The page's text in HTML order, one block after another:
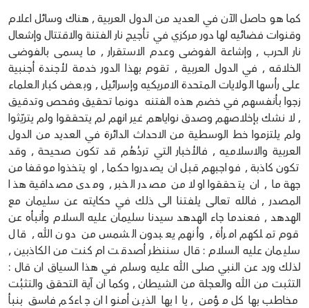
كما هو حاصل الآن في العديد من الدول العربية , هناك وسائل اعلام
وقنوات فضائيه لها دور مركزي في تأجيج نار الفتنة والاقتتال وإشعال
نار الحرب , وإشاعة الفوضى وعدم الاستقرار , ما يسمى بالفوضى
الخلاقه , في الدول العربية , تقوم بهذا الدور خدمة لأجندة أجنبية
على رأسها الولايات المتحدة الامريكيه وإسرائيل , وبعض كبار العلماء
زجوا بأنفسهم في خضم هذه الفتنه دونما تحقيق وفحص وتدقيق
, لا نشك بإخلاصهم وصدق نواياهم غير انهم لم يتحققوا ولم يتريّثوا
ولم يلتزموا خط الوسطية من الاحداث الدائرة في العديد من الدول
العربية والاسلاميه , فالأخبار التي تردُهُم قد تكون صحيحة , وقد
تكون كاذبة , فواجبهم قبل ان يصدروا حكما , او يتخذوا موقفا من
جهة ما , ان يتحققوا اولا من مصدر الخبر , ومدى مصداقية هذا
المصدر , فالله تعالى يلفتنا الى ذلك في حكايته عن سليمان مع
الهدهد , فعندما جاء الهدهد سيدنا سليمان عليه السلام وأنبأه عن
قوم تملكهم امرأة , وأنهم يعبدون الشمس من دون الله , قال
سليمان عليه السلام : قال سننظر أصدقت ام كنت من الكاذبين ,
لذلك ورد عن النبي صلى الله عليه وسلم في هذا السياق ان قال :
التثبت من الله والعجلة من الشيطان , وكما ان آية التحقق والتثبُت
مخاطب بها كل مؤمن , يا ايها الذين أمنوا ان جاءكم فاسق بنبأ